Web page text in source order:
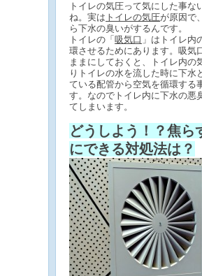
トイレの気圧って気にした事な
ね。実は トイレの気圧が原因で
ら下水の臭いがするんです。
トイレの「 吸気口 」はトイレ内
環させるためにあります。吸気
ままにしておくと、トイレ内の
りトイレの水を流した時に下水
ている配管から空気を循環する
す。なのでトイレ内に下水の悪
てしまいます。
どうしよう！？焦ら
にできる対処法は？